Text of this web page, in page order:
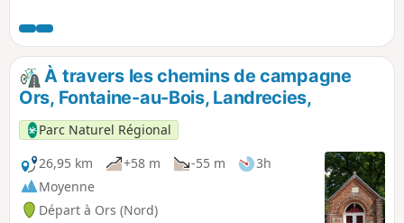
À travers les chemins de campagne
Ors, Fontaine-au-Bois, Landrecies,
Parc Naturel Régional
26,95 km
+58 m -55 m
3h
Moyenne
Départ à Ors (Nord)